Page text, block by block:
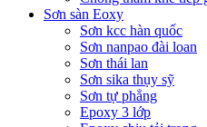
Sơn sàn Eoxy
Sơn kcc hàn quốc
Sơn nanpao đài loan
Sơn thái lan
Sơn sika thụy sỹ
Sơn tự phẳng
Epoxy 3 lớp